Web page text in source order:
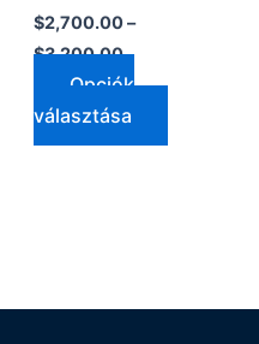
$2,700.00–
$3,200.00
Opciók
választása